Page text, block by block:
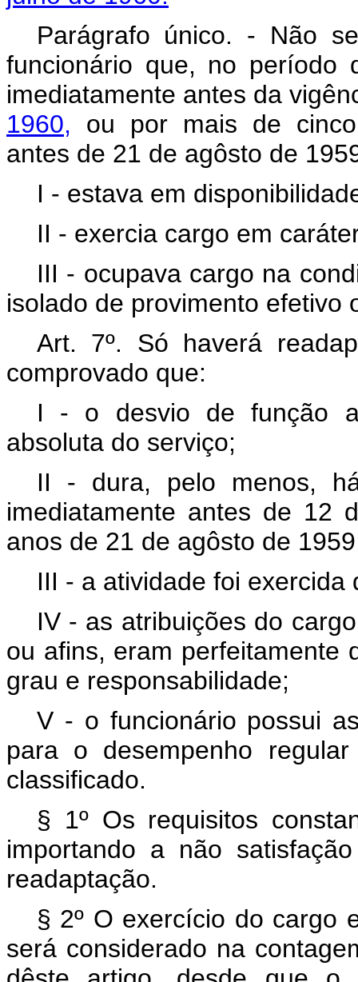
Parágrafo único. - Não
funcionário que, no período
imediatamente antes da
1960, ou por mais de cinco
antes de 21 de agôsto de
I - estava em
II - exercia cargo em
III - ocupava cargo na
isolado de provimento efetivo
Art. 7º. Só haverá
comprovado que:
I - o desvio de função
absoluta do serviço;
II - dura, pelo menos,
imediatamente antes de 12
anos de 21 de agôsto de
III - a atividade foi
IV - as atribuições do
ou afins, eram perfeitamente
grau e responsabilidade;
V - o funcionário possui
para o desempenho
classificado.
§ 1º Os requisitos
importando a não
readaptação.
§ 2º O exercício do cargo
será considerado na